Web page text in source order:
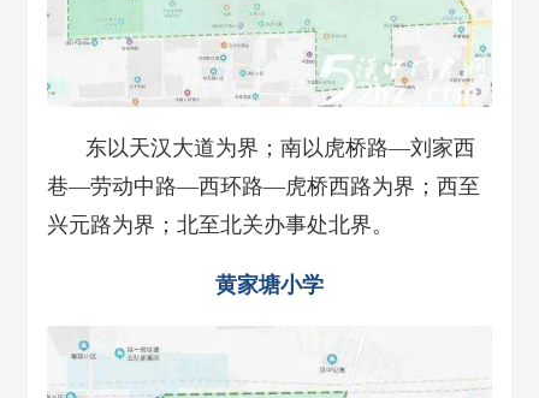
东以天汉大道为界；南以虎桥路—刘家西
巷—劳动中路—西环路—虎桥西路为界；西至
兴元路为界；北至北关办事处北界。
黄家塘小学